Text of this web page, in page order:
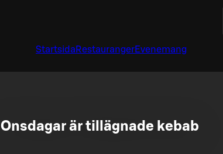
Startsida RestaurangerEvenemang
Onsdagar är tillägnade kebab